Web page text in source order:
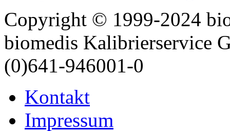
Copyright © 1999-2024
biomedis Kalibrierservice
(0)641-946001-0
Kontakt
Impressum